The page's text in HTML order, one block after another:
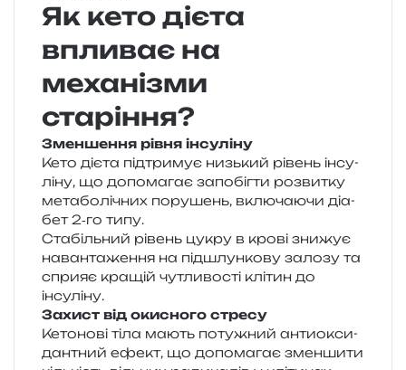
Як кето дієта
впливає на
механізми
старіння?
Зменшення рівня інсуліну
Кето дієта під­три­мує низь­кий рівень інсу­
лі­ну, що допо­ма­гає запо­біг­ти роз­ви­тку
мета­бо­лі­чних пору­шень, вклю­ча­ю­чи діа­
бет 2‑го типу.
Стабільний рівень цукру в крові зни­жує
наван­та­же­н­ня на під­шлун­ко­ву зало­зу та
спри­яє кра­щій чутли­во­сті клі­тин до
інсуліну.
Захист від оки­сно­го стресу
Кетонові тіла мають поту­жний анти­о­кси­
дан­тний ефект, що допо­ма­гає змен­ши­ти